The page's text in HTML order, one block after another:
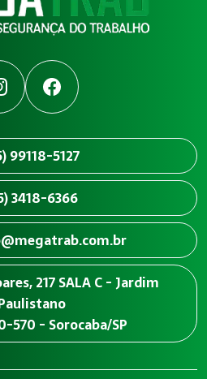
Facebook
99118-5127
3418-6366
217 SALA C - Jardim
570 - Sorocaba/SP